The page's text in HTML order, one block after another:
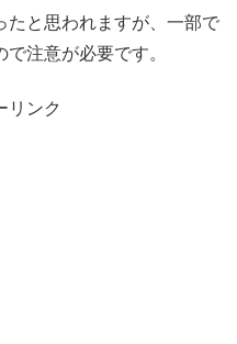
たと思われますが、一部で
注意が必要です。
リンク